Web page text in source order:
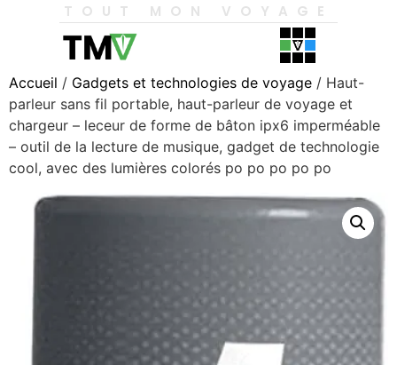
TOUT MON VOYAGE
Accueil / Gadgets et technologies de voyage / Haut-
parleur sans fil portable, haut-parleur de voyage et
chargeur – leceur de forme de bâton ipx6 imperméable
– outil de la lecture de musique, gadget de technologie
cool, avec des lumières colorés po po po po po